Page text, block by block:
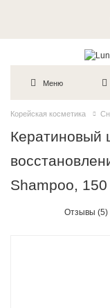
Меню
Корейская косметика
Кератиновый
Shampoo,
Отзывы (5)